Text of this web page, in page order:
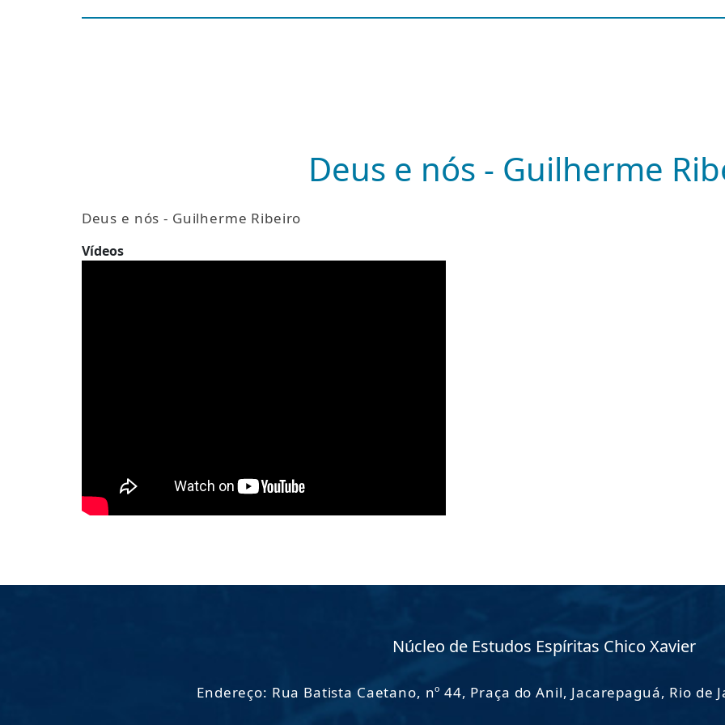
Deus e nós - Guilherme
Deus e nós - Guilherme Ribeiro
Vídeos
Núcleo de Estudos Espíritas Chico Xavier
Endereço: Rua Batista Caetano, nº 44, Praça do Anil, Jacarepaguá, Rio de